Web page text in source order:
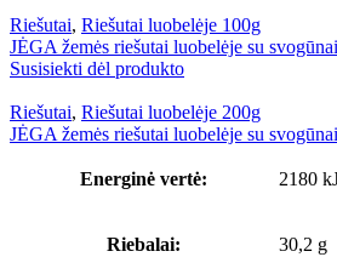
Riešutai, Riešutai luobelėje 100g
JĖGA žemės riešutai luobelėje su
Susisiekti dėl produkto
Riešutai, Riešutai luobelėje 200g
JĖGA žemės riešutai luobelėje su
Energinė vertė: 2180
Riebalai: 30,2 g